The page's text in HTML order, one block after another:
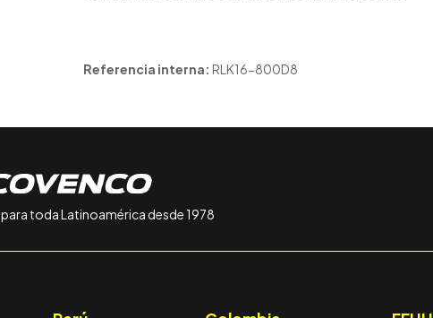
Referencia interna: RLK16-800D8
para toda Latinoamérica desde 1978